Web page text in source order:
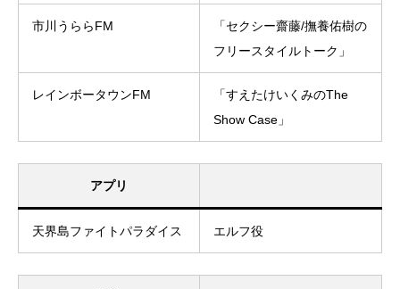
市川うららFM
「セクシー齋藤/撫養佑樹の
フリースタイルトーク」
レインボータウンFM
「すえたけいくみのThe
Show Case」
アプリ
天界島ファイトパラダイス エルフ役